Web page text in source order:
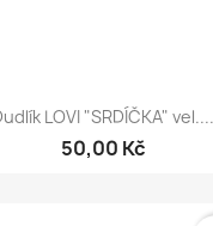
LOVI "SRDÍČKA" vel....
50,00 Kč